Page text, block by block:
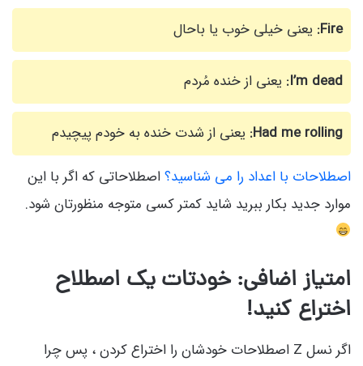
Fire: یعنی خیلی خوب یا باحال
I’m dead: یعنی از خنده مُردم
Had me rolling: یعنی از شدت خنده به خودم پیچیدم
اصطلاحات با اعداد را می شناسید؟اصطلاحاتی که اگر با این
موارد جدید بکار ببرید شاید کمتر کسی متوجه منظورتان شود.
امتیاز اضافی: خودتات یک اصطلاح
اختراع کنید!
اگر نسل Z اصطلاحات خودشان را اختراع کردن ، پس چرا